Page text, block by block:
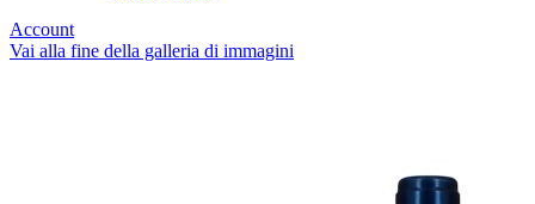
Account
Vai alla fine della galleria di immagini